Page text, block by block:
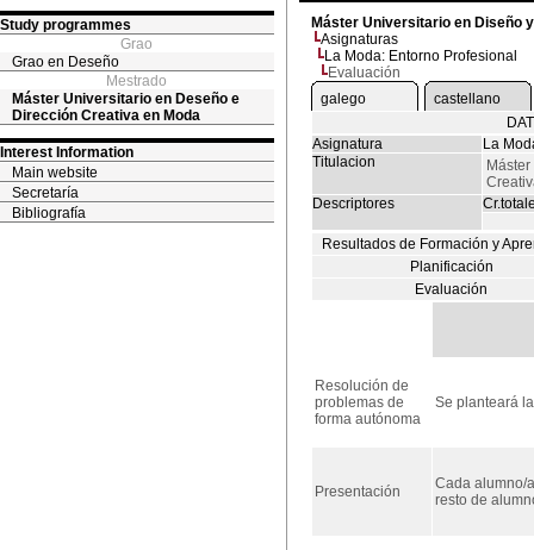
Study programmes
Grao
Grao en Deseño
Mestrado
Máster Universitario en Deseño e
Dirección Creativa en Moda
Interest Information
Main website
Secretaría
Bibliografía
Máster Universitario en Diseño
Asignaturas
La Moda: Entorno Profesional
Evaluación
galego
castellano
Asignatura
La
Titulacion
Descriptores
Resultados de Formación y
Planificación
Evaluación
Resolución de
problemas de
forma autónoma
Se planteará
Presentación
Cada alumno/
resto de